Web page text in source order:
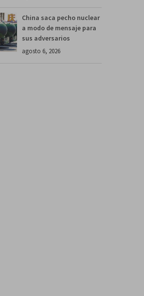
China saca pecho nuclear
a modo de mensaje para
sus adversarios
agosto 6, 2026